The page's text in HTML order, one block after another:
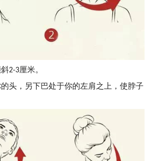
斜2-3厘米。
的头，另下巴处于你的左肩之上，使脖子